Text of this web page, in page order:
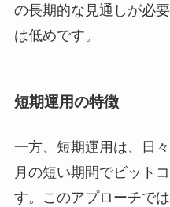
の長期的な見通しが必
は低めです。
短期運用の特徴
一方、短期運用は、日
月の短い期間でビット
す。このアプローチで